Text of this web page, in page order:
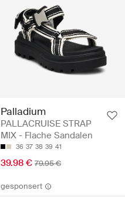
Palladium
PALLACRUISE STRAP
MIX - Flache Sandalen
36 37 38 39 41
39.98 € 79.95 €
gesponsert